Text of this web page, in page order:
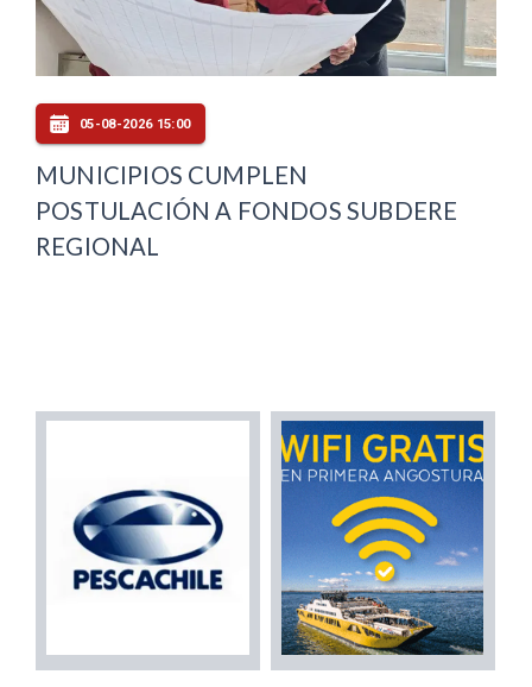
05-08-2026 15:00
MUNICIPIOS CUMPLEN
POSTULACIÓN A FONDOS SUBDERE
REGIONAL